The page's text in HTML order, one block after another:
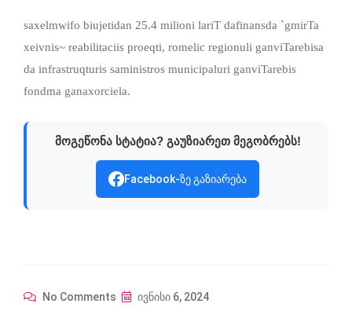
saxelmwifo biujetidan 25.4 milioni lariT dafinansda `gmirTa
xeivnis~ reabilitaciis proeqti, romelic regionuli ganviTarebisa
da infrastruqturis saministros municipaluri ganviTarebis
fondma ganaxorciela.
მოგეწონა სტატია? გაუზიარეთ მეგობრებს!
Facebook-ზე გაზიარება
No Comments ივნისი 6, 2024